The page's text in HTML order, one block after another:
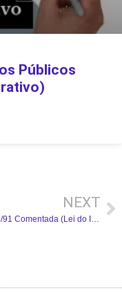
Públicos
NEXT
Lei 8245/91 Comentada (Lei do Inquilinato)